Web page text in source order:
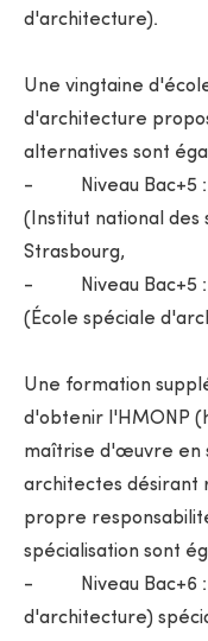
d'architecture).
Une vingtaine
d'architecture
alternatives sont
- Niveau Bac+5 :
(Institut national des
Strasbourg,
- Niveau Bac+5 :
(École spéciale
Une formation
d'obtenir l'HMONP
maîtrise d'œuvre en
architectes désirant
propre
spécialisation sont
- Niveau Bac+6 :
d'architecture)